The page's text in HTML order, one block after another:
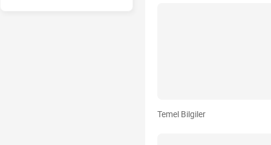
Temel Bilgiler